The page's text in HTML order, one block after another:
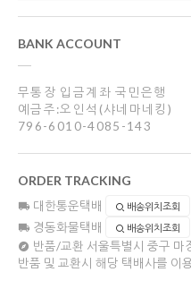
BANK ACCOUNT
무통장 입금계좌 국민은행
예금주:오인석(샤네마네킹)
796-6010-4085-143
ORDER TRACKING
대한통운택배 배송위치조회
경동화물택배 배송위치조회
반품/교환 서울특별시 중구 마
반품 및 교환시 해당 택배사를 이